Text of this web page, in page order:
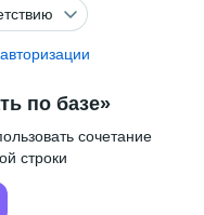
авторизации
по базе»
сочетание
строки